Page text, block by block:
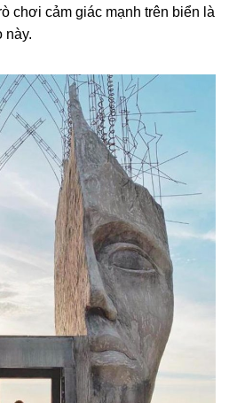
chơi cảm giác mạnh trên biển là
này.